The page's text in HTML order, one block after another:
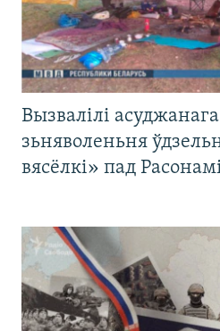
Вызвалілі
зьняволеньня
вясёлкі» пад